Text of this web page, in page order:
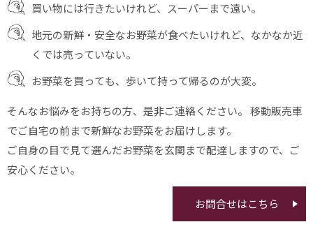
買い物には行きたいけれど、スーパーまで遠い。
地元の新鮮・安全なお野菜が食べたいけれど、なかなか近
くでは売っていない。
お野菜を買っても、歩いて持って帰るのが大変。
そんなお悩みをお持ちの方、是非ご連絡ください。 移動販売車
でご自宅の前まで新鮮なお野菜をお届けします。
ご自身の目で見て選んだお野菜を玄関まで配達しますので、ご
安心ください。
お問合せはこちら